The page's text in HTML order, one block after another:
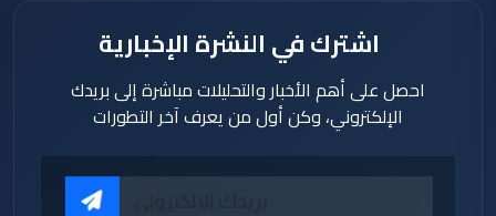
اشترك في النشرة الإخبارية
احصل على أهم الأخبار والتحليلات مباشرة إلى بريدك
الإلكتروني، وكن أول من يعرف آخر التطورات